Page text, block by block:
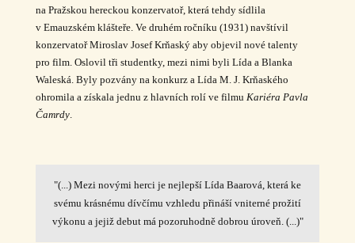
na Pražskou hereckou konzervatoř, která tehdy sídlila
v Emauzském klášteře. Ve druhém ročníku (1931) navštívil
konzervatoř Miroslav Josef Krňaský aby objevil nové talenty
pro film. Oslovil tři studentky, mezi nimi byli Lída a Blanka
Waleská. Byly pozvány na konkurz a Lída M. J. Krňaského
ohromila a získala jednu z hlavních rolí ve filmu Kariéra Pavla
Čamrdy.
"(...) Mezi novými herci je nejlepší Lída Baarová, která ke
svému krásnému dívčímu vzhledu přináší vniterné prožití
výkonu a jejiž debut má pozoruhodně dobrou úroveň. (...)"